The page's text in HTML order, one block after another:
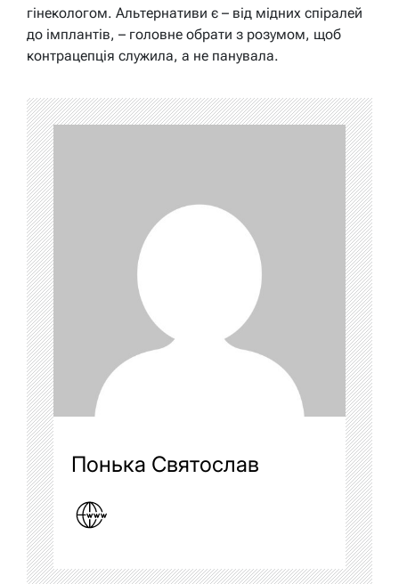
гінекологом. Альтернативи є – від мідних спіралей
до імплантів, – головне обрати з розумом, щоб
контрацепція служила, а не панувала.
Понька Святослав